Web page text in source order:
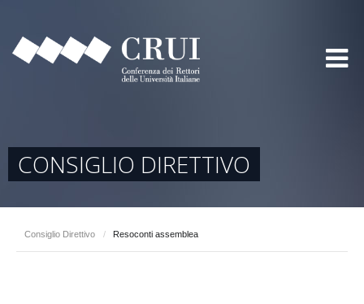
CONSIGLIO DIRETTIVO
Consiglio Direttivo / Resoconti assemblea